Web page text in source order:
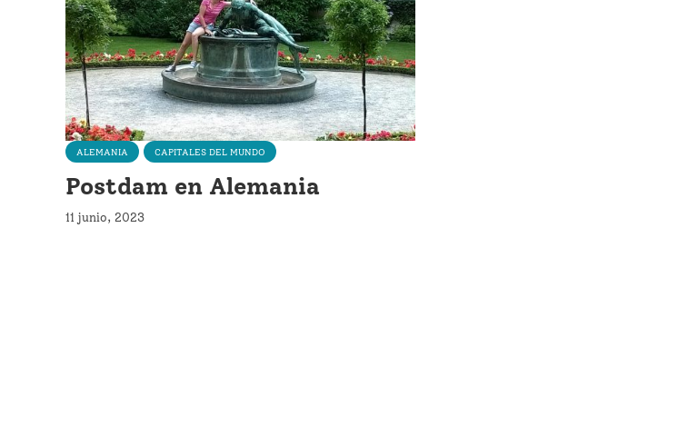
ALEMANIA CAPITALES DEL MUNDO
Postdam en Alemania
11 junio, 2023